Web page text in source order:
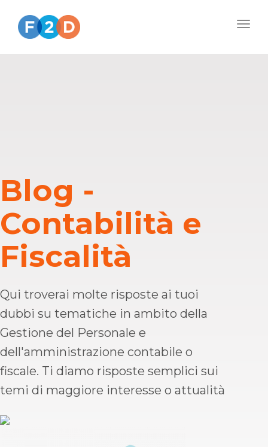
Blog -
Contabilità e
Fiscalità
Qui troverai molte risposte ai tuoi
dubbi su tematiche in ambito della
Gestione del Personale e
dell'amministrazione contabile o
fiscale. Ti diamo risposte semplici sui
temi di maggiore interesse o attualità